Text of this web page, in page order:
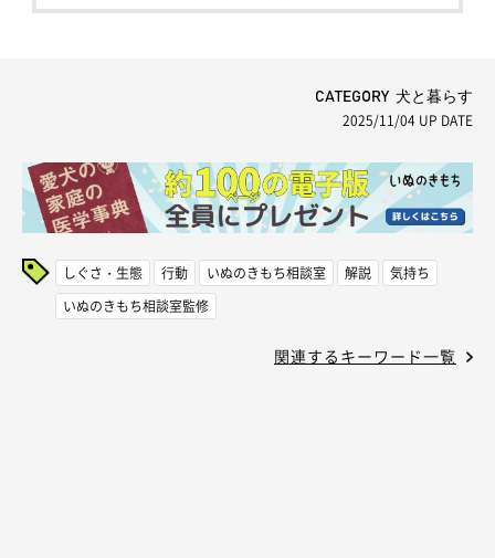
CATEGORY 犬と暮らす
2025/11/04 UP DATE
しぐさ・生態 行動 いぬのきもち相談室 解説
気持ち
いぬのきもち相談室監修
関連するキーワード一覧